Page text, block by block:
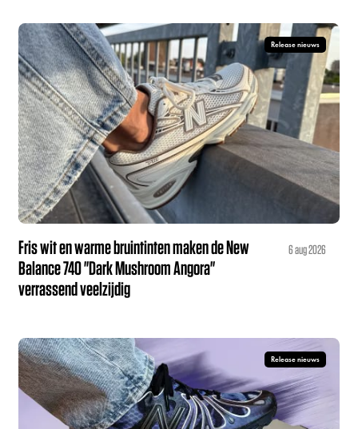
Release nieuws
Fris wit en warme bruintinten maken de New
Balance 740 "Dark Mushroom Angora"
verrassend veelzijdig
6 aug 2026
Release nieuws